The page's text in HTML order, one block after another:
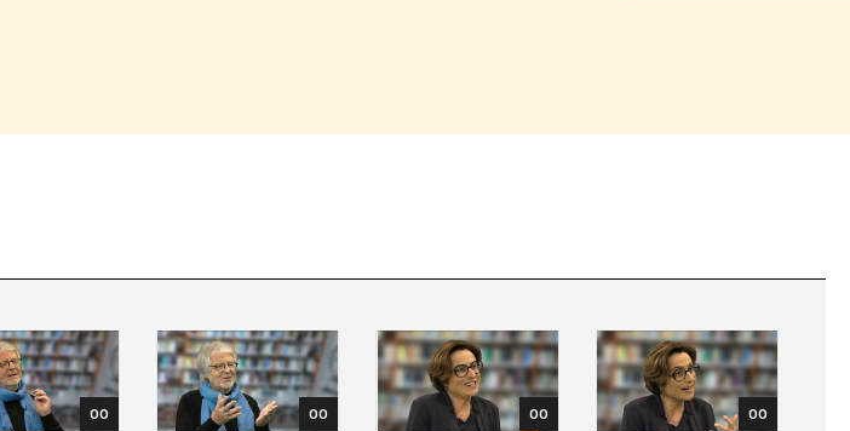
00 00 00 00